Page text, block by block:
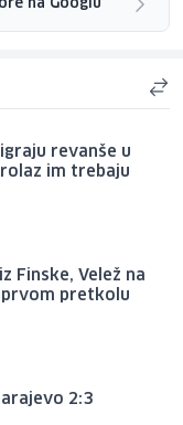
na Googlu
revanše u
im trebaju
Finske, Velež na
prvom pretkolu
2:3